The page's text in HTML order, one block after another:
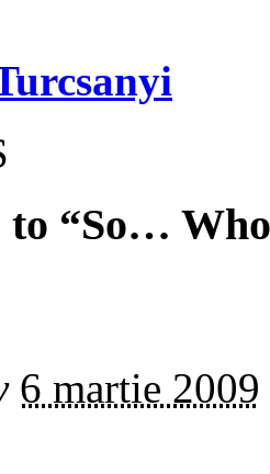
to “So…
6 martie 2009